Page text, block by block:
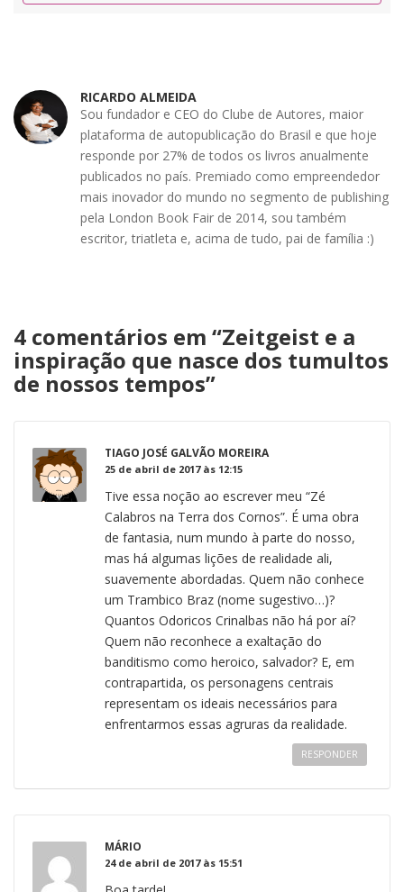
RICARDO ALMEIDA
Sou fundador e CEO do Clube de Autores, maior
plataforma de autopublicação do Brasil e que hoje
responde por 27% de todos os livros anualmente
publicados no país. Premiado como empreendedor
mais inovador do mundo no segmento de publishing
pela London Book Fair de 2014, sou também
escritor, triatleta e, acima de tudo, pai de família :)
4 comentários em “Zeitgeist e a
inspiração que nasce dos tumultos
de nossos tempos”
TIAGO JOSÉ GALVÃO MOREIRA
25 de abril de 2017 às 12:15
Tive essa noção ao escrever meu “Zé
Calabros na Terra dos Cornos”. É uma obra
de fantasia, num mundo à parte do nosso,
mas há algumas lições de realidade ali,
suavemente abordadas. Quem não conhece
um Trambico Braz (nome sugestivo…)?
Quantos Odoricos Crinalbas não há por aí?
Quem não reconhece a exaltação do
banditismo como heroico, salvador? E, em
contrapartida, os personagens centrais
representam os ideais necessários para
enfrentarmos essas agruras da realidade.
RESPONDER
MÁRIO
24 de abril de 2017 às 15:51